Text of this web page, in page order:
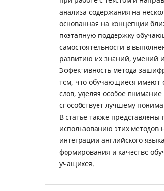
анализа содержания на
основанная на концепции
поэтапную поддержку
самостоятельности в
развитию их знаний, умений
Эффективность метода
том, что обучающиеся имеют
слов, уделяя особое
способствует лучшему
В статье также
использованию этих методов
интеграции английского
формирования и качество
учащихся.